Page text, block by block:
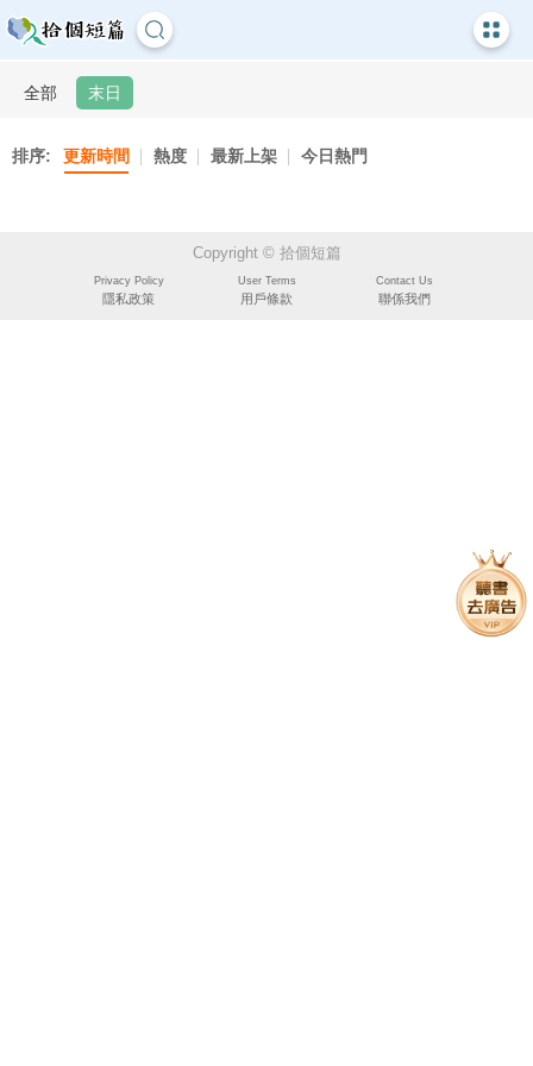
全部 末日
排序: 更新時間 熱度 最新上架 今日熱門
Copyright © 拾個短篇
Privacy Policy
隱私政策
User Terms
用戶條款
Contact Us
聯係我們